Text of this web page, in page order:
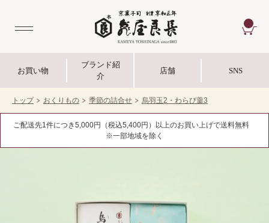
お買い物
ブランド紹
介
店舗 SNS
トップ おくりもの 季節の詰合せ 烏羽玉2・わらび羹3
ご配送先1件につき5,000円（税込5,400円）以上のお買い上げで送料無料
※一部地域を除く